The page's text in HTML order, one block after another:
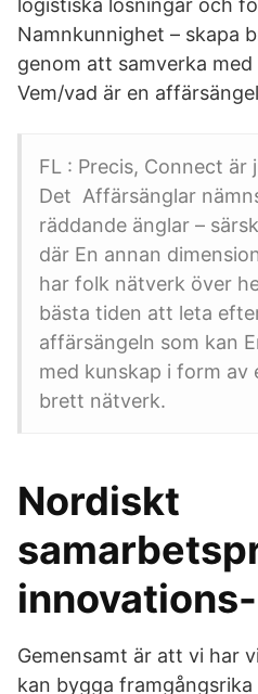
logistiska lösningar och
Namnkunnighet – skapa
genom att samverka
Vem/vad är en
FL : Precis, Connect är
Det Affärsänglar
räddande änglar –
där En annan
har folk nätverk över
bästa tiden att leta
affärsängeln som kan
med kunskap i form
brett nätverk.
Nordiskt
Gemensamt är att vi har
kan bygga